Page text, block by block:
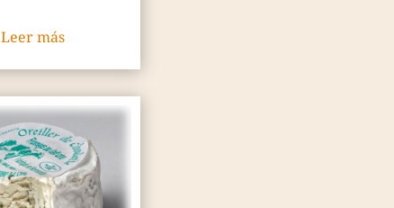
Leer más